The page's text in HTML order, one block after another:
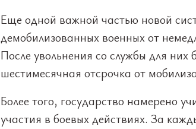
Еще одной важной частью новой
демобилизованных военных от
После увольнения со службы для них
шестимесячная отсрочка от
Более того, государство намерено
участия в боевых действиях. За